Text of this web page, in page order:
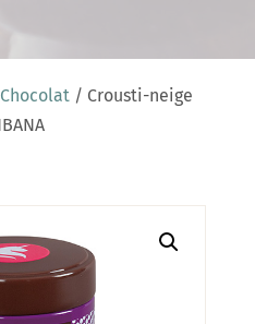
Chocolat/ Crousti-neige